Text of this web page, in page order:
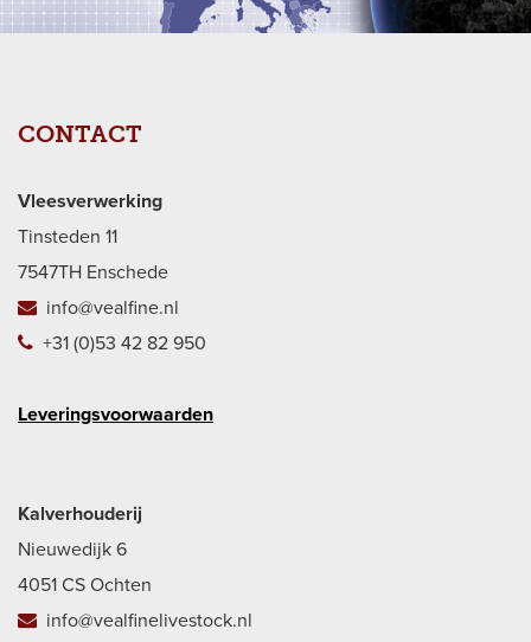
CONTACT
Vleesverwerking
Tinsteden 11
7547TH Enschede
info@vealfine.nl
+31 (0)53 42 82 950
Leveringsvoorwaarden
Kalverhouderij
Nieuwedijk 6
4051 CS Ochten
info@vealfinelivestock.nl